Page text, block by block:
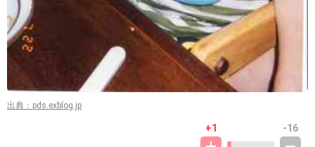
出典：pds.exblog.jp
+1 -16